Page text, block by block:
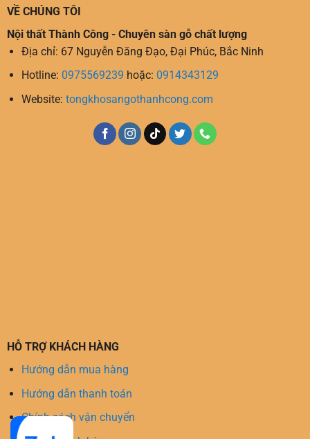
VỀ CHÚNG TÔI
Nội thất Thành Công - Chuyên sàn gỗ chất lượng
Địa chỉ: 67 Nguyễn Đăng Đạo, Đại Phúc, Bắc Ninh
Hotline: 0975569239 hoặc: 0914343129
Website: tongkhosangothanhcong.com
HỖ TRỢ KHÁCH HÀNG
Hướng dẫn mua hàng
Hướng dẫn thanh toán
Chính sách vận chuyển